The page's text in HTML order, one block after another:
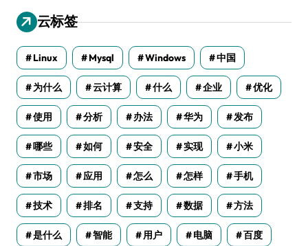
云标签
Linux Mysql Windows 中国
为什么 云计算 什么 企业 优化
使用 分析 办法 华为 发布
哪些 如何 安全 实现 小米
市场 应用 怎么 怎样 手机
技术 排名 支持 数据 方法
是什么 智能 用户 电脑 百度